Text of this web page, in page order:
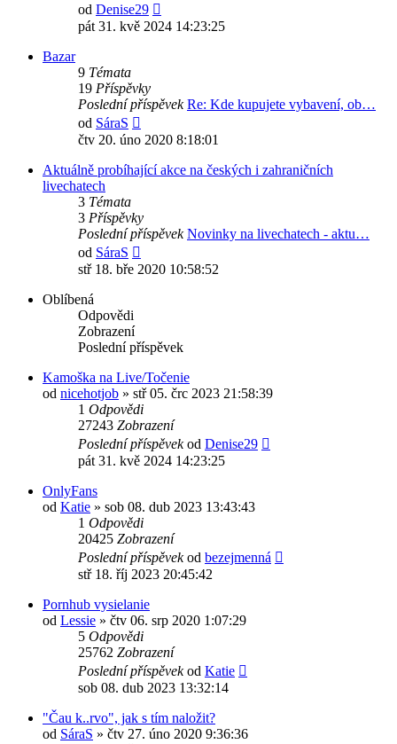
od Denise29
poslední
pát 31. kvě 2024 14:23:25
Bazar
9 Témata
19 Příspěvky
Poslední příspěvek Re: Kde kupujete vybavení, ob…
od SáraS
poslední
čtv 20. úno 2020 8:18:01
Aktuálně probíhající akce na českých i zahraničních
livechatech
3 Témata
3 Příspěvky
Poslední příspěvek Novinky na livechatech - aktu…
od SáraS
poslední
stř 18. bře 2020 10:58:52
Oblíbená
Odpovědi
Zobrazení
Poslední příspěvek
Kamoška na Live/Točenie
od nicehotjob » stř 05. črc 2023 21:58:39
1 Odpovědi
27243 Zobrazení
Poslední příspěvekod Denise29
pát 31. kvě 2024 14:23:25
OnlyFans
od Katie » sob 08. dub 2023 13:43:43
1 Odpovědi
20425 Zobrazení
Poslední příspěvekod bezejmenná
stř 18. říj 2023 20:45:42
Pornhub vysielanie
od Lessie » čtv 06. srp 2020 1:07:29
5 Odpovědi
25762 Zobrazení
Poslední příspěvekod Katie
sob 08. dub 2023 13:32:14
"Čau k..rvo", jak s tím naložit?
od SáraS » čtv 27. úno 2020 9:36:36